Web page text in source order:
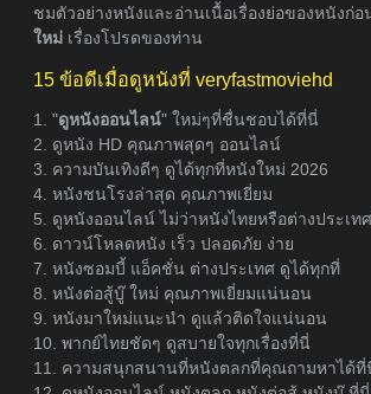
ชมตัวอย่างหนังและอ่านเนื้อเรื่องย่อของหนังก่
ใหม่ เรื่องโปรดของท่าน
15 ข้อดีเมื่อดูหนังที่ veryfastmoviehd
1. "ดูหนังออนไลน์" ใหม่ๆที่ชื่นชอบได้ที่นี่
2. ดูหนัง HD คุณภาพสุดๆ ออนไลน์
3. ความบันเทิงดีๆ ดูได้ทุกที่หนังใหม่ 2026
4. หนังชนโรงล่าสุด คุณภาพเยี่ยม
5. ดูหนังออนไลน์ ไม่ว่าหนังไทยหรือต่างประเท
6. ดาวน์โหลดหนัง เร็ว ปลอดภัย ง่าย
7. หนังซอมบี้ แอ็คชั่น ต่างประเทศ ดูได้ทุกที่
8. หนังต่อสู้บู๊ ใหม่ คุณภาพเยี่ยมแน่นอน
9. หนังมาใหม่แนะนำ ดูแล้วติดใจแน่นอน
10. พากย์ไทยชัดๆ ดูสบายใจทุกเรื่องที่นี่
11. ความสนุกสนานที่หนังตลกที่คุณถามหาได้ที่